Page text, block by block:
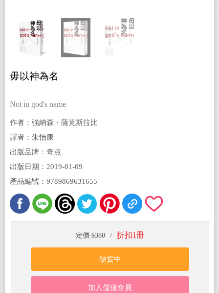
毋以神為名
Not in god's name
作者：強納森・薩克斯拉比
譯者：朱怡康
出版品牌：奇点
出版日期：2019-01-09
產品編號：9789869631655
定價 $380 / 折扣1冊
缺貨中
加入儲值會員